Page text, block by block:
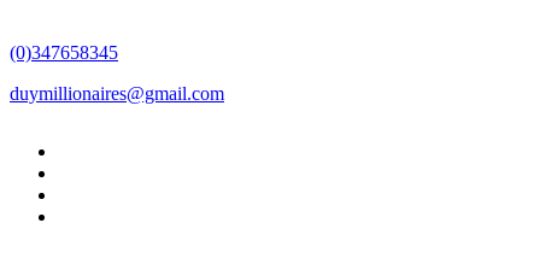
(0)347658345
duymillionaires@gmail.com